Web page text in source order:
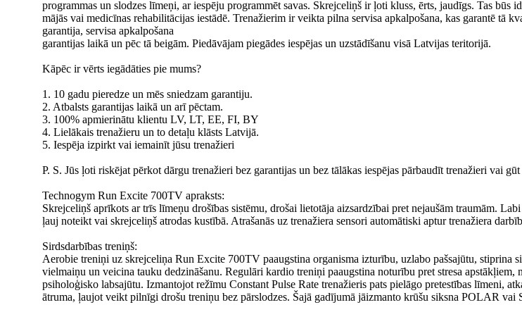
programmas un slodzes līmeņi, ar iespēju programmēt savas. Skrejceliņš ir ļoti kluss, ērts, jaudīgs. Tas būs
mājās vai medicīnas rehabilitācijas iestādē. Trenažierim ir veikta pilna servisa apkalpošana, kas garantē tā
garantija, servisa apkalpošana
garantijas laikā un pēc tā beigām. Piedāvājam piegādes iespējas un uzstādīšanu visā Latvijas teritorijā.
Kāpēc ir vērts iegādāties pie mums?
1. 10 gadu pieredze un mēs sniedzam garantiju.
2. Atbalsts garantijas laikā un arī pēctam.
3. 100% apmierinātu klientu LV, LT, EE, FI, BY
4. Lielākais trenažieru un to detaļu klāsts Latvijā.
5. Iespēja izpirkt vai iemainīt jūsu trenažieri
P. S. Jūs ļoti riskējat pērkot dārgu trenažieri bez garantijas un bez tālākas iespējas pārbaudīt trenažieri vai
Technogym Run Excite 700TV apraksts:
Skrejceliņš aprīkots ar trīs līmeņu drošības sistēmu, drošai lietotāja aizsardzībai pret nejaušām traumām.
ļauj noteikt vai skrejceliņš atrodas kustībā. Atrašanās uz trenažiera sensori automātiski aptur trenažiera
Sirdsdarbības treniņš:
Aerobie treniņi uz skrejceliņa Run Excite 700TV paaugstina organisma izturību, uzlabo pašsajūtu, stiprina
vielmaiņu un veicina tauku dedzināšanu. Regulāri kardio treniņi paaugstina noturību pret stresa apstākļiem,
psiholoģisko labsajūtu. Izmantojot režīmu Constant Pulse Rate trenažieris pats pielāgo pretestības līmeni,
ātruma, ļaujot veikt pilnīgi drošu treniņu bez pārslodzes. Šajā gadījumā jāizmanto krūšu siksna POLAR vai